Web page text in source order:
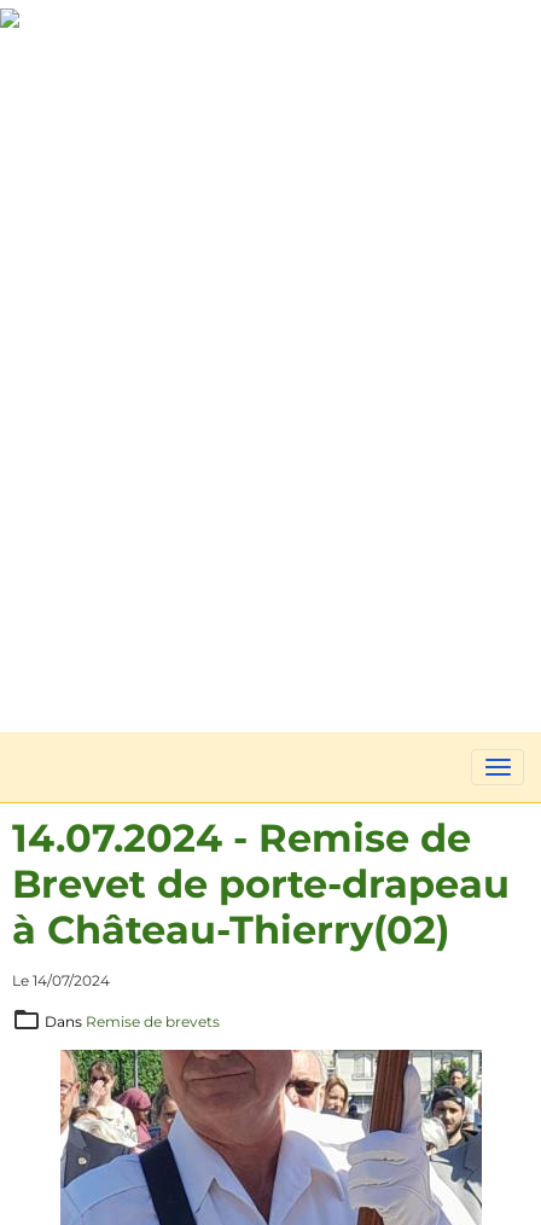
14.07.2024 - Remise de
Brevet de porte-drapeau
à Château-Thierry(02)
Le 14/07/2024
Dans Remise de brevets